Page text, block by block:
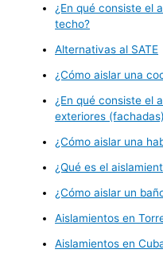
¿En qué consiste el
techo?
Alternativas al SATE
¿Cómo aislar una
¿En qué consiste el
exteriores
¿Cómo aislar una
¿Qué es el
¿Cómo aislar un
Aislamientos en
Aislamientos en